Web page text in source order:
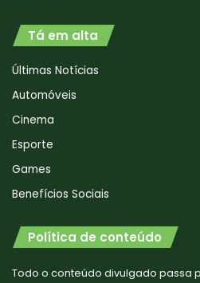
Tá em alta
Últimas Notícias
Automóveis
Cinema
Esporte
Games
Benefícios Sociais
Política de conteúdo
Todo o conteúdo divulgado passa